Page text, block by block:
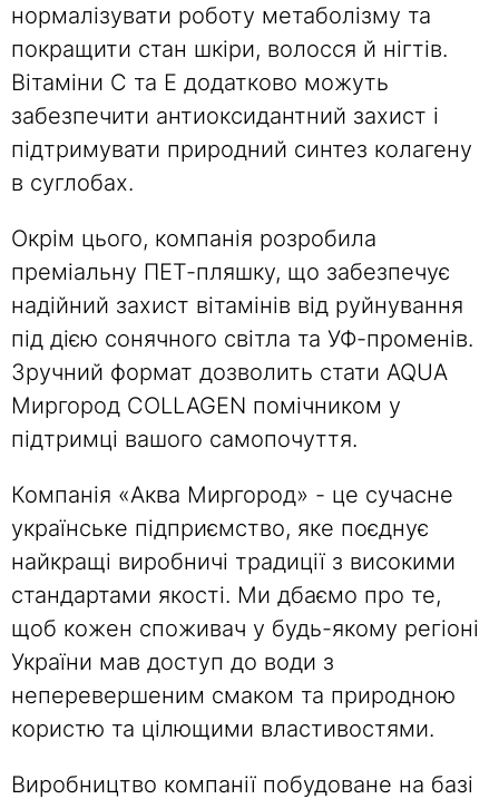
нормалізувати роботу метаболізму та
покращити стан шкіри, волосся й нігтів.
Вітаміни С та Е додатково можуть
забезпечити антиоксидантний захист і
підтримувати природний синтез колагену
в суглобах.
Окрім цього, компанія розробила
преміальну ПЕТ-пляшку, що забезпечує
надійний захист вітамінів від руйнування
під дією сонячного світла та УФ-променів.
Зручний формат дозволить стати AQUA
Миргород COLLAGEN помічником у
підтримці вашого самопочуття.
Компанія «Aква Миргород» - це сучасне
українське підприємство, яке поєднує
найкращі виробничі традиції з високими
стандартами якості. Ми дбаємо про те,
щоб кожен споживач у будь-якому регіоні
України мав доступ до води з
неперевершеним смаком та природною
користю та цілющими властивостями.
Виробництво компанії побудоване на базі